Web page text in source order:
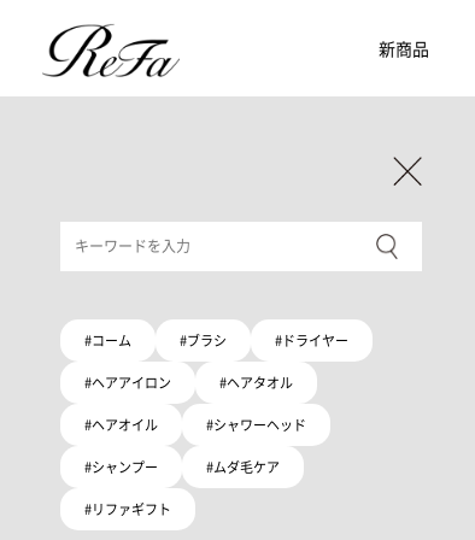
新商品
ReFa商品をご紹介します。プレゼント選びの参考に。
限定ラッピングバック・ショッパーまたはギフトスリーブセッ
大切な人への贈り物にリファオリジナルショッパー
リファロゴが入った、白色のショッパーを6サイズ、ピンク
Because ReFa | 上質な美しさを、妥協しない人へ
高機能ドライヤー Xモデルに宿る美学。上質な美しさを追求
いい髪めざす、大人たちへ。
髪がきれいって嬉しい。「でもヘアケアは大変」という概念
ブラシ・コームヘアケアルーティン
#コーム #ブラシ #ドライヤー
#ヘアアイロン #ヘアタオル
#ヘアオイル #シャワーヘッド
#シャンプー #ムダ毛ケア
#リファギフト